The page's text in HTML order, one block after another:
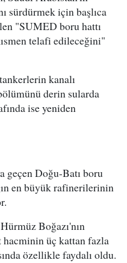
sürdürmek için başlıca
"SUMED boru hattı
telafi edileceğini"
kanalı
derin sularda
ise yeniden
geçen Doğu-Batı boru
en büyük rafinerilerinin
Boğazı'nın
hacminin üç kattan fazla
özellikle faydalı oldu.